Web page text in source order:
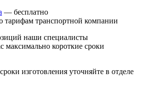
— бесплатно
тарифам транспортной компании
наши специалисты
максимально короткие сроки
изготовления уточняйте в отделе